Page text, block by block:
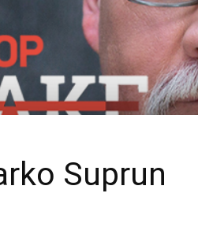
Suprun